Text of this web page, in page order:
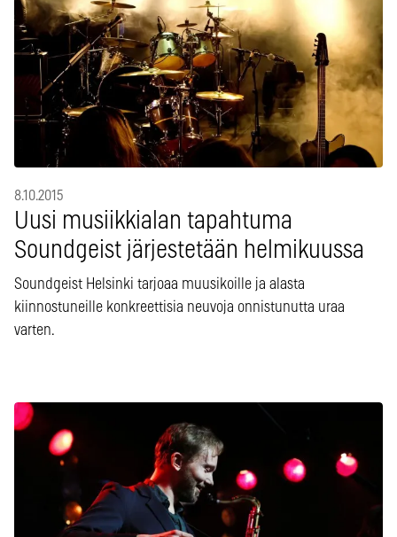
8.10.2015
Uusi musiikkialan tapahtuma
Soundgeist järjestetään helmikuussa
Soundgeist Helsinki tarjoaa muusikoille ja alasta
kiinnostuneille konkreettisia neuvoja onnistunutta uraa
varten.